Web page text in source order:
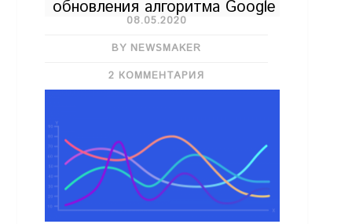
обновления алгоритма Google
08.05.2020
BY NEWSMAKER
2 КОММЕНТАРИЯ